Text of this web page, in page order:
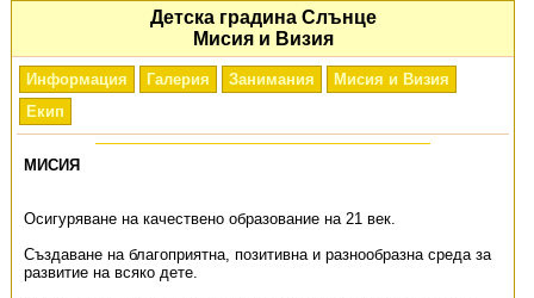
Детска градина Слънце
Мисия и Визия
Информация Галерия Занимания
Мисия и Визия
Екип
МИСИЯ
Осигуряване на качествено образование на 21 век.
Създаване на благоприятна, позитивна и разнообразна среда за
развитие на всяко дете.